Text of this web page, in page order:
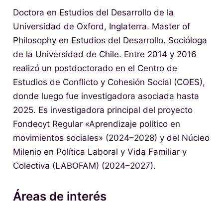
Doctora en Estudios del Desarrollo de la
Universidad de Oxford, Inglaterra. Master of
Philosophy en Estudios del Desarrollo. Socióloga
de la Universidad de Chile. Entre 2014 y 2016
realizó un postdoctorado en el Centro de
Estudios de Conflicto y Cohesión Social (COES),
donde luego fue investigadora asociada hasta
2025. Es investigadora principal del proyecto
Fondecyt Regular «Aprendizaje político en
movimientos sociales» (2024–2028) y del Núcleo
Milenio en Política Laboral y Vida Familiar y
Colectiva (LABOFAM) (2024–2027).
Áreas de interés